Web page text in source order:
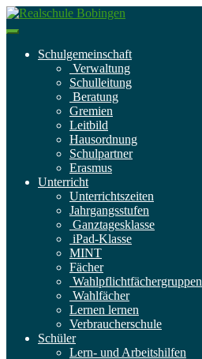
Skip to main content
Toggle navigation
Schulgemeinschaft
Verwaltung
Schulleitung
Beratung
Gremien
Leitbild
Hausordnung
Schulpartner
Erasmus
Unterricht
Unterrichtszeiten
Jahrgangsstufen
Ganztagesklasse
iPad-Klasse
MINT
Fächer
Wahlpflichtfächergruppen
Wahlfächer
Lernen lernen
Verbraucherschule
Schüler
Lern- und Arbeitshilfen